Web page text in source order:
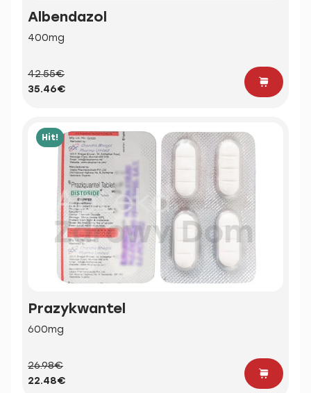
Albendazol
400mg
42.55€
35.46€
Hit!
Prazykwantel
600mg
26.98€
22.48€